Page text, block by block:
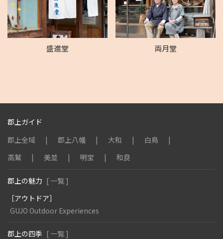
盛進堂 両月堂
郡上ガイド
郡上全域
郡上八幡 大和
白鳥
高鷲
美並 明宝 和良
郡上の魅力 [ 一覧 ]
［アウトドア］
GUJO Outdoor Experiences
郡上の四季 [ 一覧 ]